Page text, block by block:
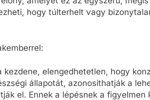
hogy túlterhelt vagy
elengedhetetlen, hogy
állapotát, azonosíthatják a
el. Ennek a lépésnek a figyelmen